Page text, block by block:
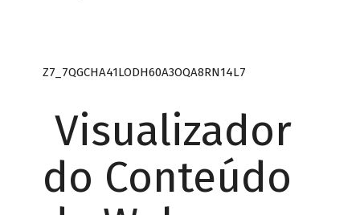
Z7_7QGCHA41LODH60A3OQA8RN14L7
Visualizador
do Conteúdo